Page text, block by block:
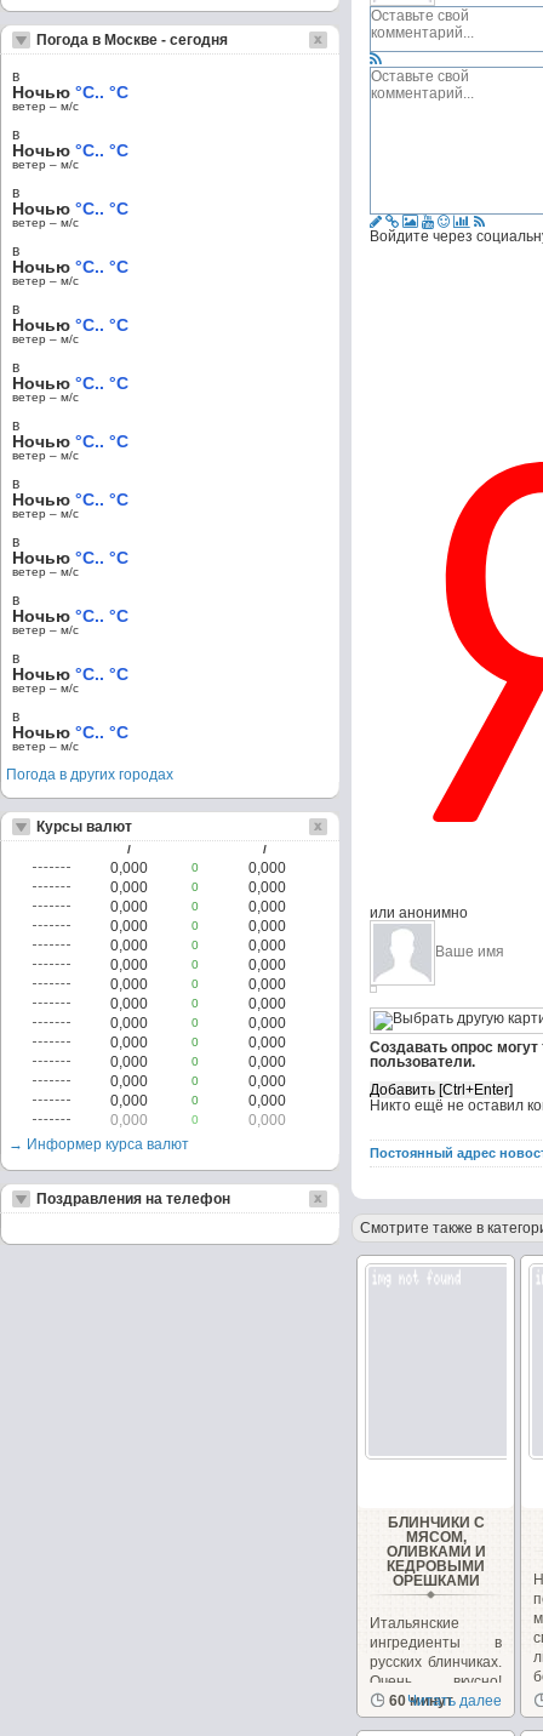
Войдите через
или анонимно
Создавать опрос
пользователи.
Никто ещё не оставил
Постоянный адрес
Смотрите также в
БЛИНЧИКИ С
МЯСОМ,
ОЛИВКАМИ И
КЕДРОВЫМИ
ОРЕШКАМИ
Итальянские
ингредиенты в
русских блинчиках.
Очень вкусно!
Необычно, на
сайте...
60 минут
Читать далее
Погода в Москве - сегодня
в
Ночью °C.. °C
ветер – м/c
в
Ночью °C.. °C
ветер – м/c
в
Ночью °C.. °C
ветер – м/c
в
Ночью °C.. °C
ветер – м/c
в
Ночью °C.. °C
ветер – м/c
в
Ночью °C.. °C
ветер – м/c
в
Ночью °C.. °C
ветер – м/c
в
Ночью °C.. °C
ветер – м/c
в
Ночью °C.. °C
ветер – м/c
в
Ночью °C.. °C
ветер – м/c
в
Ночью °C.. °C
ветер – м/c
в
Ночью °C.. °C
ветер – м/c
Погода в других городах
Курсы валют
/ /
0,000 0
0,000
0,000
0
0,000
0,000
0
0,000
0,000
0
0,000
0,000
0
0,000
0,000
0
0,000
0,000
0
0,000
0,000
0
0,000
0,000
0
0,000
0,000
0
0,000
0,000
0
0,000
0,000
0
0,000
0,000
0
0,000
0,000
0
0,000
→ Информер курса валют
Поздравления на телефон